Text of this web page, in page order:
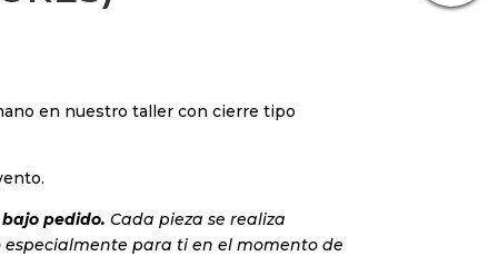
en nuestro taller con cierre tipo
pedido. Cada pieza se realiza
para ti en el momento de